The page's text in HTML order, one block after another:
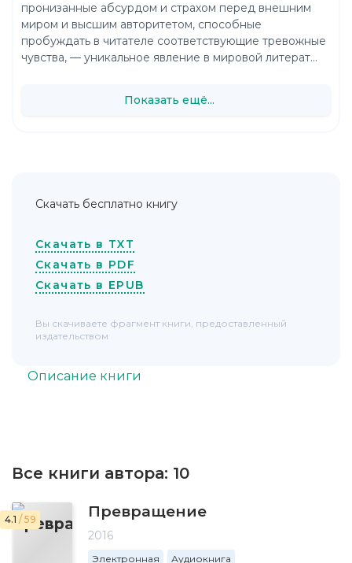
Описание книги
Все книги автора: 10
4.1 / 59 Превращение
2016
Электронная Аудиокнига
пронизанные абсурдом и страхом перед внешним
миром и высшим авторитетом, способные
пробуждать в читателе соответствующие тревожные
чувства, — уникальное явление в мировой литерат...
Показать ещё...
Скачать бесплатно книгу
Скачать в TXT
Скачать в PDF
Скачать в EPUB
Вы скачиваете фрагмент книги, предоставленный
издательством